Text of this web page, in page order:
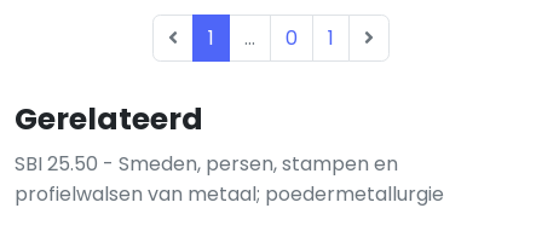
Gerelateerd
SBI 25.50 - Smeden, persen, stampen en
profielwalsen van metaal; poedermetallurgie
1 ... 0 1